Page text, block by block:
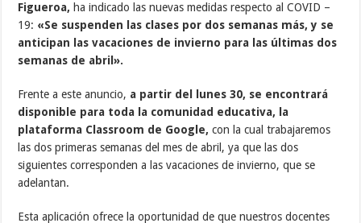
Figueroa, ha indicado las nuevas medidas respecto al COVID –
19: «Se suspenden las clases por dos semanas más, y se
anticipan las vacaciones de invierno para las últimas dos
semanas de abril».
Frente a este anuncio, a partir del lunes 30, se encontrará
disponible para toda la comunidad educativa, la
plataforma Classroom de Google, con la cual trabajaremos
las dos primeras semanas del mes de abril, ya que las dos
siguientes corresponden a las vacaciones de invierno, que se
adelantan.
Esta aplicación ofrece la oportunidad de que nuestros docentes